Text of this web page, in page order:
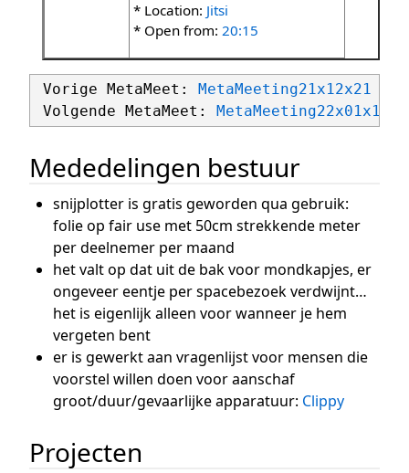
* Location: Jitsi
* Open from: 20:15
Vorige MetaMeet:
MetaMeeting21x12x21
Volgende MetaMeet:
MetaMeeting22x01x18
Mededelingen bestuur
snijplotter is gratis geworden qua gebruik:
folie op fair use met 50cm strekkende meter
per deelnemer per maand
het valt op dat uit de bak voor mondkapjes, er
ongeveer eentje per spacebezoek verdwijnt…
het is eigenlijk alleen voor wanneer je hem
vergeten bent
er is gewerkt aan vragenlijst voor mensen die
voorstel willen doen voor aanschaf
groot/duur/gevaarlijke apparatuur: Clippy
Projecten